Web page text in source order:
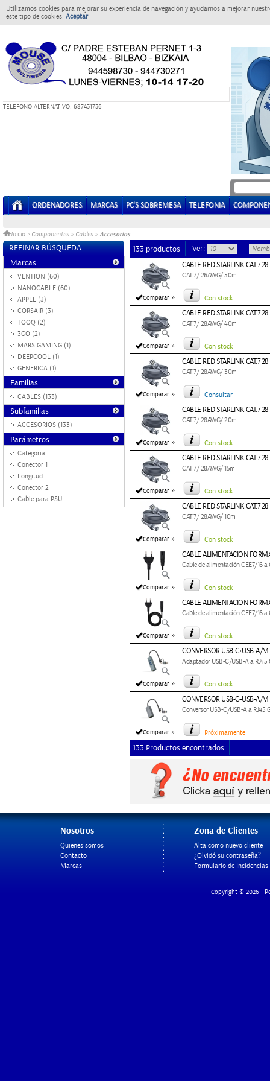
Utilizamos cookies para mejorar su experiencia de navegación y ayudarnos a mejorar
este tipo de cookies. Aceptar
TELEFONO ALTERNATIVO: 687431736
ORDENADORES MARCAS PC'S SOBREMESA TELEFONIA
Inicio > Componentes » Cables » Accesorios
REFINAR BÚSQUEDA
Marcas
VENTION (60)
NANOCABLE (60)
APPLE (3)
CORSAIR (3)
TOOQ (2)
3GO (2)
MARS GAMING (1)
DEEPCOOL (1)
GENERICA (1)
Familias
CABLES (133)
Subfamilias
ACCESORIOS (133)
Parámetros
Categoria
Conector 1
Longitud
Conector 2
Cable para PSU
133 productos Ver:
Comparar »
CABLE RED STARLINK CAT.7
CAT.7/ 26AWG/ 50m
Con stock
Comparar »
CABLE RED STARLINK CAT.7
CAT.7/ 28AWG/ 40m
Con stock
Comparar »
CABLE RED STARLINK CAT.7
CAT.7/ 28AWG/ 30m
Consultar
Comparar »
CABLE RED STARLINK CAT.7
CAT.7/ 28AWG/ 20m
Con stock
Comparar »
CABLE RED STARLINK CAT.7
CAT.7/ 28AWG/ 15m
Con stock
Comparar »
CABLE RED STARLINK CAT.7
CAT.7/ 28AWG/ 10m
Con stock
Comparar »
CABLE ALIMENTACION
Cable de alimentación CEE7/16
Con stock
Comparar »
CABLE ALIMENTACION
Cable de alimentación CEE7/16
Con stock
Comparar »
CONVERSOR USB-C+USB-A/
Adaptador USB-C/USB-A a
Con stock
Comparar »
CONVERSOR USB-C+USB-A/
Conversor USB-C/USB-A a
Próximamente
133 Productos encontrados
Nosotros
Quienes somos
Contacto
Marcas
Zona de Clientes
Alta como nuevo cliente
¿Olvidó su contraseña?
Formulario de Incidencias
Copyright © 2026 |